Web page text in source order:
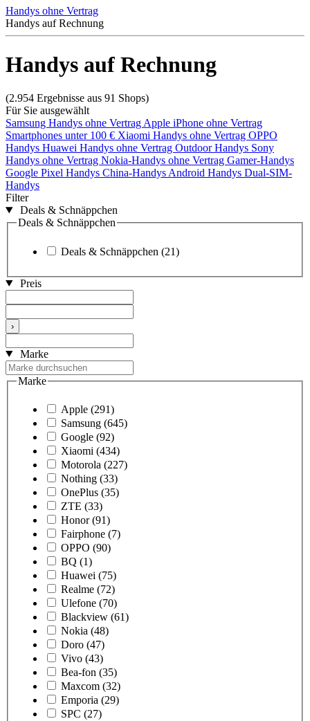
Handys ohne Vertrag
Handys auf Rechnung
Handys auf Rechnung
(2.954 Ergebnisse aus 91 Shops)
Für Sie ausgewählt
Samsung Handys ohne Vertrag Apple iPhone ohne Vertrag
Smartphones unter 100 € Xiaomi Handys ohne Vertrag OPPO
Handys Huawei Handys ohne Vertrag Outdoor Handys Sony
Handys ohne Vertrag Nokia-Handys ohne Vertrag Gamer-Handys
Google Pixel Handys China-Handys Android Handys Dual-SIM-
Handys
Filter
Deals & Schnäppchen
Deals & Schnäppchen
Deals & Schnäppchen (21)
Preis
›
Marke
Marke
Apple (291)
Samsung (645)
Google (92)
Xiaomi (434)
Motorola (227)
Nothing (33)
OnePlus (35)
ZTE (33)
Honor (91)
Fairphone (7)
OPPO (90)
BQ (1)
Huawei (75)
Realme (72)
Ulefone (70)
Blackview (61)
Nokia (48)
Doro (47)
Vivo (43)
Bea-fon (35)
Maxcom (32)
Emporia (29)
SPC (27)